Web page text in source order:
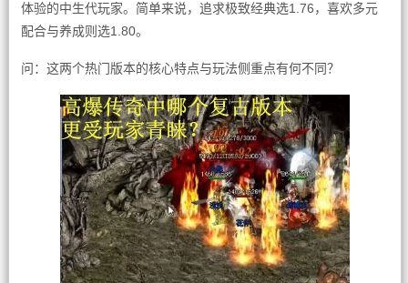
体验的中生代玩家。简单来说，追求极致经典选1.76，喜欢多元
配合与养成则选1.80。
问：这两个热门版本的核心特点与玩法侧重点有何不同？